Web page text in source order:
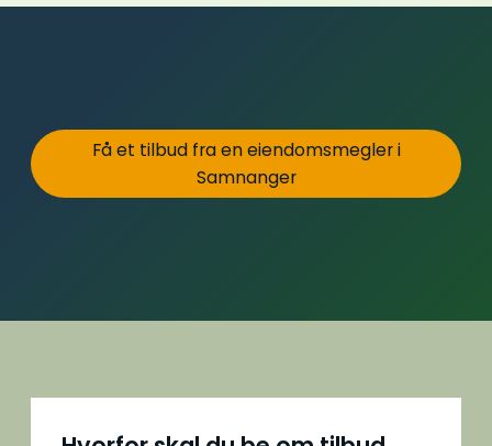
Få et tilbud fra en eiendomsmegler i
Samnanger